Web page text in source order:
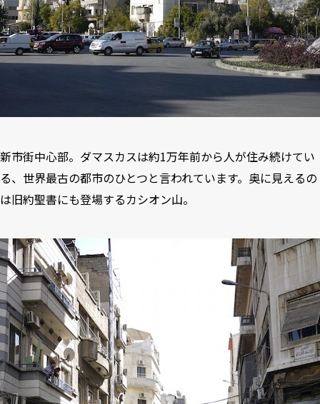
新市街中心部。ダマスカスは約1万年前から人が住み続けてい
る、世界最古の都市のひとつと言われています。奥に見えるの
は旧約聖書にも登場するカシオン山。